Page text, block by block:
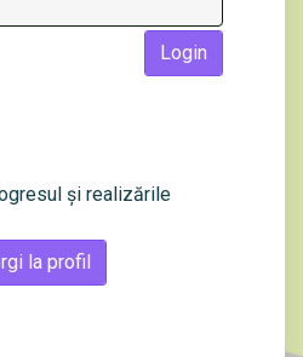
Login
și realizările
la profil